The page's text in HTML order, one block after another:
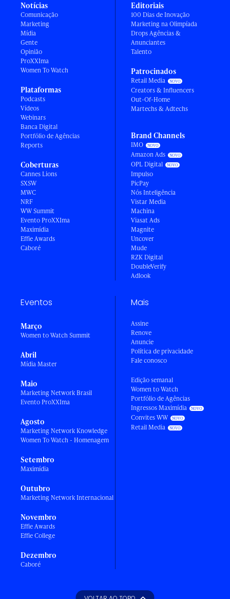
Notícias
Comunicação
Marketing
Mídia
Gente
Opinião
ProXXIma
Women To Watch
Plataformas
Podcasts
Vídeos
Webinars
Banca Digital
Portfólio de Agências
Reports
Coberturas
Cannes Lions
SXSW
MWC
NRF
WW Summit
Evento ProXXIma
Maximídia
Effie Awards
Caboré
Editoriais
100 Dias de Inovação
Marketing na Olimpíada
Drops Agências &
Anunciantes
Talento
Patrocinados
Retail Media
Creators & Influencers
Out-Of-Home
Martechs & Adtechs
Brand Channels
IMO
Amazon Ads
OPL Digital
Impulso
PicPay
Nós Inteligência
Vistar Media
Machina
Viasat Ads
Magnite
Uncover
Mude
RZK Digital
DoubleVerify
Adlook
Eventos
Março
Women to Watch Summit
Abril
Mídia Master
Maio
Marketing Network Brasil
Evento ProXXIma
Agosto
Marketing Network Knowledge
Women To Watch - Homenagem
Setembro
Maximídia
Outubro
Marketing Network Internacional
Novembro
Effie Awards
Effie College
Dezembro
Caboré
Mais
Assine
Renove
Anuncie
Política de privacidade
Fale conosco
Edição semanal
Women to Watch
Portfólio de Agências
Ingressos Maximídia
Convites WW
Retail Media